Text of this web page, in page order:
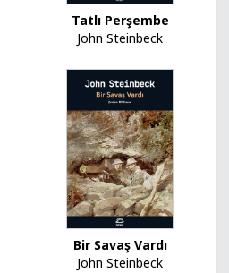
Tatlı Perşembe
John Steinbeck
Bir Savaş Vardı
John Steinbeck